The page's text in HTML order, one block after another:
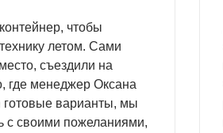
чтобы
летом. Сами
съездили на
где менеджер Оксана
готовые варианты, мы
с своими пожеланиями,